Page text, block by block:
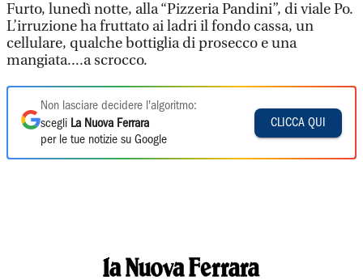
Furto, lunedì notte, alla “Pizzeria Pandini”, di viale Po.
L’irruzione ha fruttato ai ladri il fondo cassa, un
cellulare, qualche bottiglia di prosecco e una
mangiata....a scrocco.
Non lasciare decidere l'algoritmo:
scegli La Nuova Ferrara
per le tue notizie su Google
CLICCA QUI